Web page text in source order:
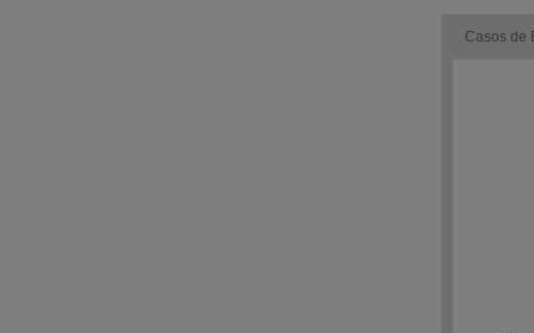
Casos de